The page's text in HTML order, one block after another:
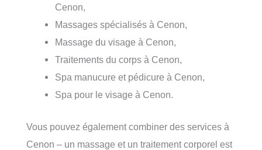
Cenon,
Massages spécialisés à Cenon,
Massage du visage à Cenon,
Traitements du corps à Cenon,
Spa manucure et pédicure à Cenon,
Spa pour le visage à Cenon.
Vous pouvez également combiner des services à
Cenon – un massage et un traitement corporel est